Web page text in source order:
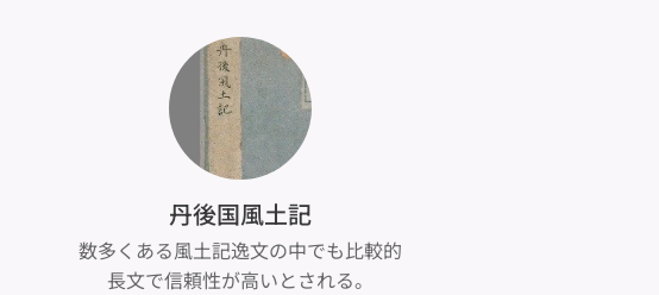
丹後国風土記
数多くある風土記逸文の中でも比較的
長文で信頼性が高いとされる。